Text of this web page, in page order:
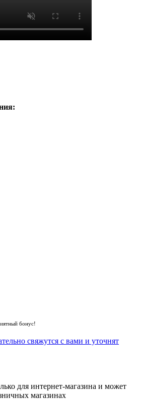
бонус!
свяжутся с вами и уточнят
для интернет-магазина и может
магазинах